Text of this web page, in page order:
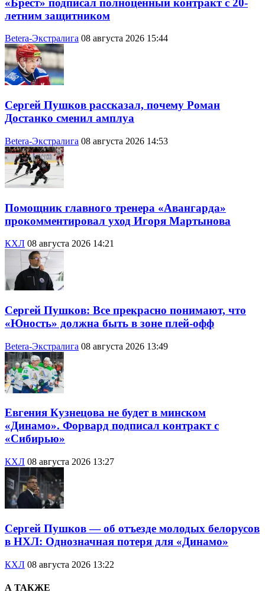
летним защитником
Betera-Экстралига 08 августа 2026 15:44
Сергей Пушков рассказал, почему Роман
Достанко сменил амплуа
Betera-Экстралига 08 августа 2026 14:53
Помощник главного тренера «Авангарда»
прокомментировал уход Игоря Мартынова
КХЛ 08 августа 2026 14:21
Сергей Пушков: Все прекрасно понимают, что
«Юность» должна быть в зоне плей-офф
Betera-Экстралига 08 августа 2026 13:49
Евгения Кузнецова не будет в минском
«Динамо». Форвард подписал контракт с
«Сибирью»
КХЛ 08 августа 2026 13:27
Сергей Пушков — об отъезде молодых белорусов
в НХЛ: Однозначная потеря для «Динамо»
КХЛ 08 августа 2026 13:22
А ТАКЖЕ